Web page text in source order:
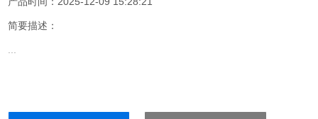
简要描述：
...